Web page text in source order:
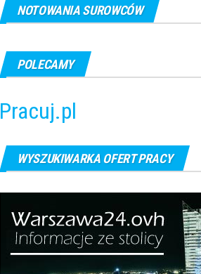
NOTOWANIA SUROWCÓW
POLECAMY
Pracuj.pl
WYSZUKIWARKA OFERT PRACY